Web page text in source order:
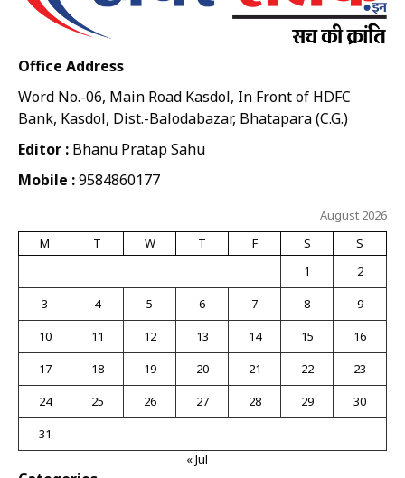
Office Address
Word No.-06, Main Road Kasdol, In Front of HDFC
Bank, Kasdol, Dist.-Balodabazar, Bhatapara (C.G.)
Editor : Bhanu Pratap Sahu
Mobile :9584860177
August 2026
M
T W T F S
S
1
2
3
4 5 6 7 8
9
10
11 12 13 14 15
16
17
18 19 20 21 22
23
24
25 26 27 28 29
30
31
« Jul